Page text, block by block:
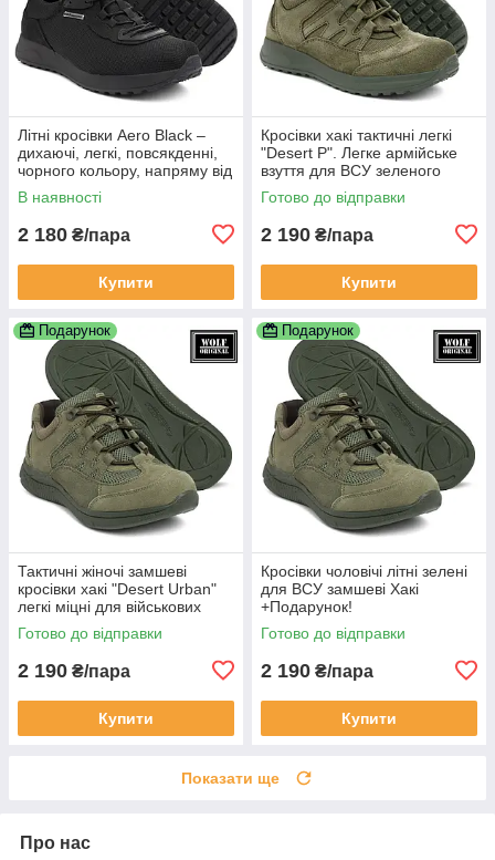
Літні кросівки Aero Black –
дихаючі, легкі, повсякденні,
чорного кольору, напряму від
виробника Wolf Original
В наявності
2 180 ₴/пара
Купити
Кросівки хакі тактичні легкі
"Desert P". Легке армійське
взуття для ВСУ зеленого
кольору
Готово до відправки
2 190 ₴/пара
Купити
Подарунок
Тактичні жіночі замшеві
кросівки хакі "Desert Urban"
легкі міцні для військових
ЗСУ
Готово до відправки
2 190 ₴/пара
Купити
Подарунок
Кросівки чоловічі літні зелені
для ВСУ замшеві Хакі
+Подарунок!
Готово до відправки
2 190 ₴/пара
Купити
Показати ще
Про нас